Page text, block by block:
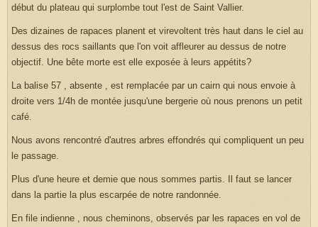
début du plateau qui surplombe tout l'est de Saint Vallier.
Des dizaines de rapaces planent et virevoltent très haut dans le ciel au
dessus des rocs saillants que l'on voit affleurer au dessus de notre
objectif. Une bête morte est elle exposée à leurs appétits?
La balise 57 , absente , est remplacée par un cairn qui nous envoie à
droite vers 1/4h de montée jusqu'une bergerie où nous prenons un petit
café.
Nous avons rencontré d'autres arbres effondrés qui compliquent un peu
le passage.
Plus d'une heure et demie que nous sommes partis. Il faut se lancer
dans la partie la plus escarpée de notre randonnée.
En file indienne , nous cheminons, observés par les rapaces en vol de